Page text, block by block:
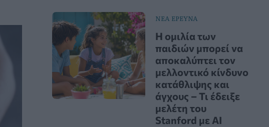
ΝΕΑ ΕΡΕΥΝΑ
Η ομιλία των
παιδιών μπορεί να
αποκαλύπτει τον
μελλοντικό κίνδυνο
κατάθλιψης και
άγχους – Τι έδειξε
μελέτη του
Stanford με AI